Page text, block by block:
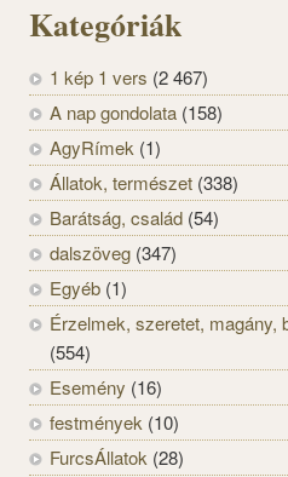
Kategóriák
1 kép 1 vers (2 467)
A nap gondolata (158)
AgyRímek (1)
Állatok, természet (338)
Barátság, család (54)
dalszöveg (347)
Egyéb (1)
Érzelmek, szeretet, magány,
(554)
Esemény (16)
festmények (10)
FurcsÁllatok (28)